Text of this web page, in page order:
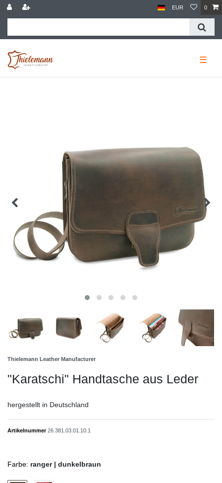
EUR 0
☰
Thielemann Leather Manufacturer
"Karatschi" Handtasche aus Leder
hergestellt in Deutschland
Artikelnummer26.381.03.01.10.1
Farbe: ranger | dunkelbraun